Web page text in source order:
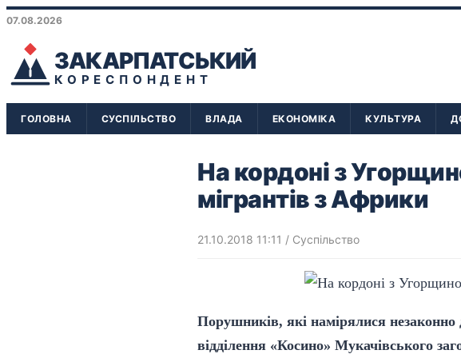
07.08.2026
ЗАКАРПАТСЬКИЙ
КОРЕСПОНДЕНТ
ГОЛОВНА СУСПІЛЬСТВО ВЛАДА ЕКОНОМІКА КУЛЬТУРА
На кордоні з
мігрантів з Африки
21.10.2018 11:11 / Суспільство
Порушників, які намірялися
відділення «Косино» Мукачівського